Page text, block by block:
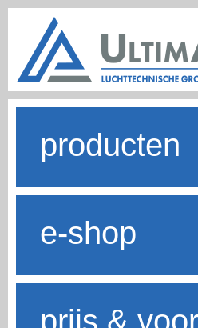
producten
e-shop
prijs &